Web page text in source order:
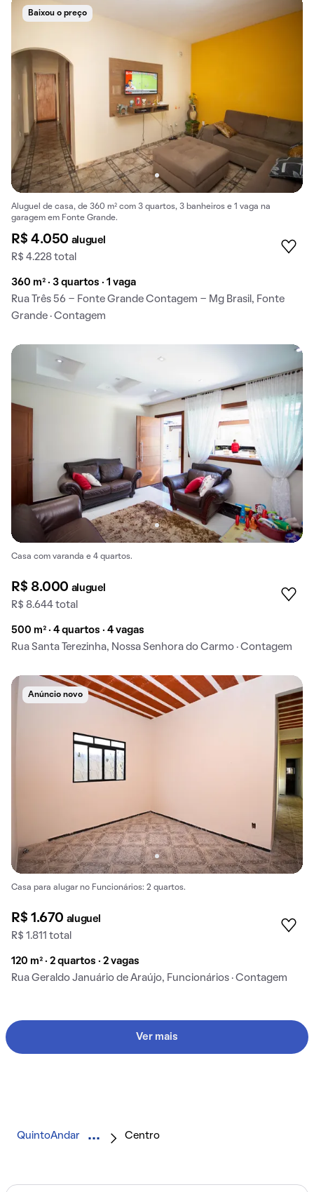
Baixou o preço
Aluguel de casa, de 360 m² com 3 quartos, 3 banheiros e 1 vaga na
garagem em Fonte Grande.
R$ 4.050 aluguel
R$ 4.228 total
360 m² · 3 quartos · 1 vaga
Rua Três 56 - Fonte Grande Contagem - Mg Brasil, Fonte
Grande · Contagem
Casa com varanda e 4 quartos.
R$ 8.000 aluguel
R$ 8.644 total
500 m² · 4 quartos · 4 vagas
Rua Santa Terezinha, Nossa Senhora do Carmo · Contagem
Anúncio novo
Casa para alugar no Funcionários: 2 quartos.
R$ 1.670 aluguel
R$ 1.811 total
120 m² · 2 quartos · 2 vagas
Rua Geraldo Januário de Araújo, Funcionários · Contagem
Ver mais
QuintoAndar Centro